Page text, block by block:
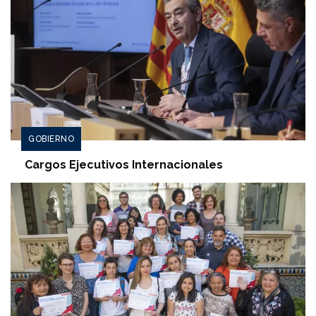
GOBIERNO
Cargos Ejecutivos Internacionales
I
m
a